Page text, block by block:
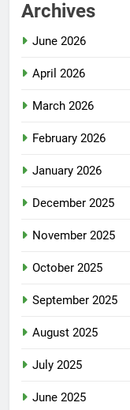
Archives
June 2026
April 2026
March 2026
February 2026
January 2026
December 2025
November 2025
October 2025
September 2025
August 2025
July 2025
June 2025